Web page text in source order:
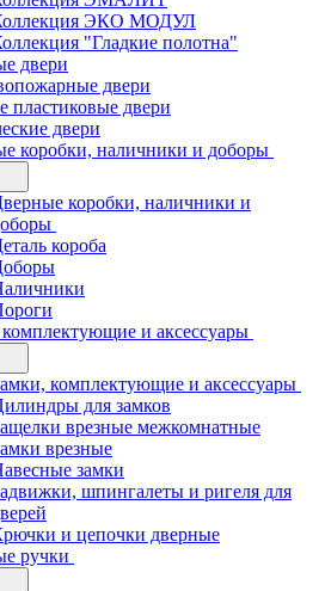
ЭКО МОДУЛ
"Гладкие полотна"
двери
двери
пластиковые двери
двери
коробки, наличники и доборы
коробки, наличники и
короба
и аксессуары
комплектующие и аксессуары
для замков
врезные межкомнатные
врезные
замки
шпингалеты и ригеля для
и цепочки дверные
ручки